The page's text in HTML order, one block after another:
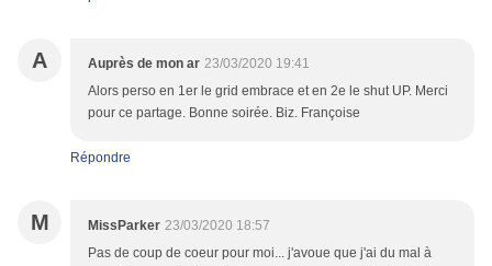
A Auprès de mon ar 23/03/2020 19:41
Alors perso en 1er le grid embrace et en 2e le shut UP. Merci
pour ce partage. Bonne soirée. Biz. Françoise
Répondre
M MissParker 23/03/2020 18:57
Pas de coup de coeur pour moi... j'avoue que j'ai du mal à